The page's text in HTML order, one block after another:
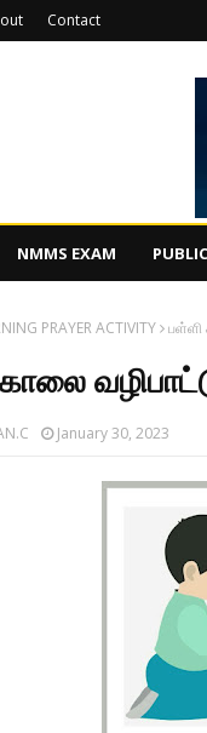
Contact
NMMS EXAM
PRAYER ACTIVITY பள்ளி
January 30, 2023